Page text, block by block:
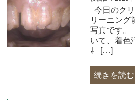
今日のク
リーニン
写真です。
いて、着色
⇩ […]
続きを読む